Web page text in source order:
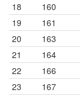
18
160
19
161
20
163
21
164
22
166
23
167